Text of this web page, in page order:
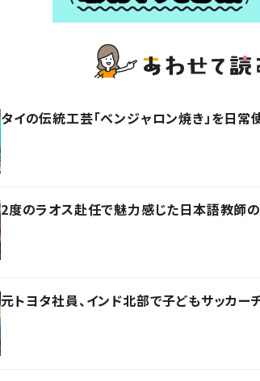
タイの伝統工芸「ベンジャロン焼き」を日
2度のラオス赴任で魅力感じた日本語教師
元トヨタ社員、インド北部で子どもサッカ